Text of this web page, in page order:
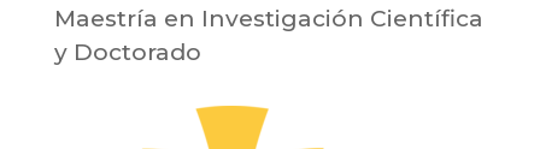
Maestría en Investigación Científica
y Doctorado